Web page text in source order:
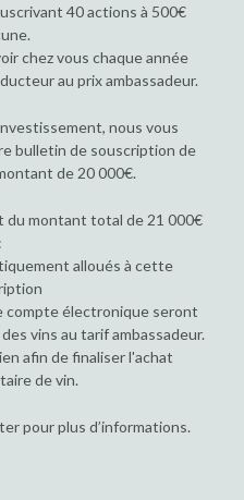
40 actions à 500€
chez vous chaque année
au prix ambassadeur.
nous vous
bulletin de souscription de
de 20 000€.
du montant total de 21 000€
:
alloués à cette
compte électronique seront
vins au tarif ambassadeur.
afin de finaliser l'achat
de vin.
pour plus d’informations.